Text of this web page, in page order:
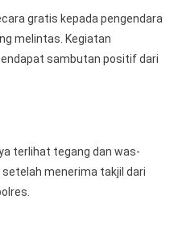
gratis kepada pengendara
melintas. Kegiatan
sambutan positif dari
terlihat tegang dan was-
menerima takjil dari